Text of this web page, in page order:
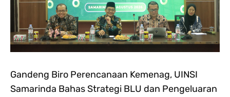
Gandeng Biro Perencanaan Kemenag, UINSI
Samarinda Bahas Strategi BLU dan Pengeluaran